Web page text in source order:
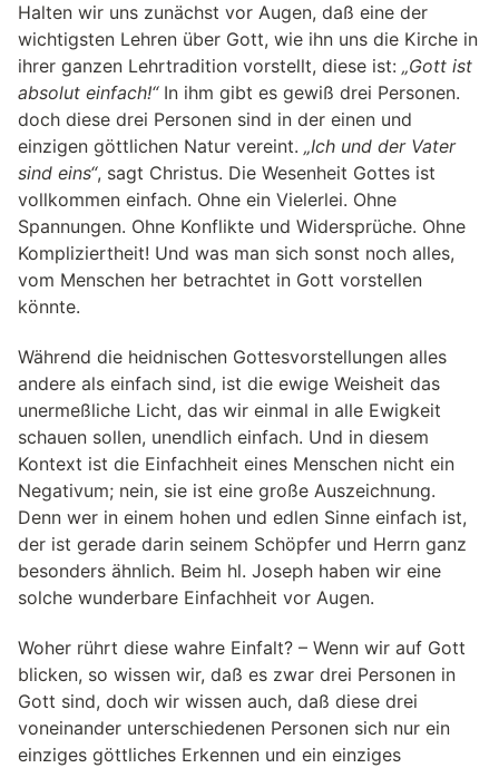
Halten wir uns zunächst vor Augen, daß eine der
wichtigsten Lehren über Gott, wie ihn uns die Kirche in
ihrer ganzen Lehrtradition vorstellt, diese ist: „Gott ist
absolut einfach!“In ihm gibt es gewiß drei Personen.
doch diese drei Personen sind in der einen und
einzigen göttlichen Natur vereint. „Ich und der Vater
sind eins“, sagt Christus. Die Wesenheit Gottes ist
vollkommen einfach. Ohne ein Vielerlei. Ohne
Spannungen. Ohne Konflikte und Widersprüche. Ohne
Kompliziertheit! Und was man sich sonst noch alles,
vom Menschen her betrachtet in Gott vorstellen
könnte.
Während die heidnischen Gottesvorstellungen alles
andere als einfach sind, ist die ewige Weisheit das
unermeßliche Licht, das wir einmal in alle Ewigkeit
schauen sollen, unendlich einfach. Und in diesem
Kontext ist die Einfachheit eines Menschen nicht ein
Negativum; nein, sie ist eine große Auszeichnung.
Denn wer in einem hohen und edlen Sinne einfach ist,
der ist gerade darin seinem Schöpfer und Herrn ganz
besonders ähnlich. Beim hl. Joseph haben wir eine
solche wunderbare Einfachheit vor Augen.
Woher rührt diese wahre Einfalt? – Wenn wir auf Gott
blicken, so wissen wir, daß es zwar drei Personen in
Gott sind, doch wir wissen auch, daß diese drei
voneinander unterschiedenen Personen sich nur ein
einziges göttliches Erkennen und ein einziges